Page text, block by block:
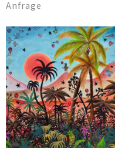
Anfrage